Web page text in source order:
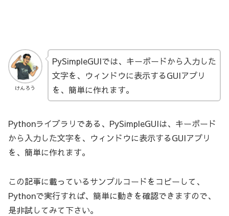
けんろう
PySimpleGUIでは、キーボードから入力した
文字を、ウィンドウに表示するGUIアプリ
を、簡単に作れます。
Pythonライブラリである、PySimpleGUIは、キーボード
から入力した文字を、ウィンドウに表示するGUIアプリ
を、簡単に作れます。
この記事に載っているサンプルコードをコピーして、
Pythonで実行すれば、簡単に動きを確認できますので、
是非試してみて下さい。